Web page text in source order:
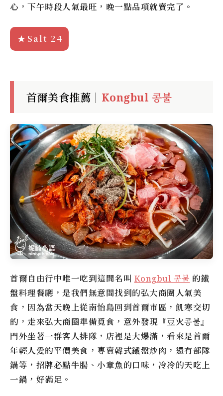
心，下午時段人氣最旺，晚一點品項就賣完了。
Salt 24
首爾美食推薦｜ Kongbul 콩불
首爾自由行中唯一吃到這間名叫 Kongbul 콩불 的鐵
盤料理餐廳，是我們無意間找到的弘大商圈人氣美
食，因為當天晚上從南怡島回到首爾市區，飢寒交切
的，走來弘大商圈準備覓食，意外發現『豆火콩불』
門外坐著一群客人排隊，店裡是大爆滿，看來是首爾
年輕人愛的平價美食，專賣韓式鐵盤炒肉，還有部隊
鍋等，招牌必點牛腸、小章魚的口味，冷冷的天吃上
一鍋，好滿足。